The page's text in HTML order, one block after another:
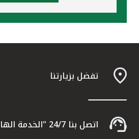
تفضل بزيارتنا
اتصل بنا 24/7 "الخدمة الهاتفية" 1803333